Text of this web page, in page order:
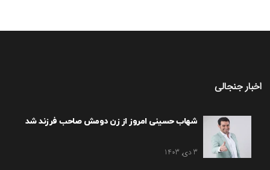
اخبار جنجالی
شهاب حسینی امروز از زن دومش صاحب فرزند شد
3 دی, 1403